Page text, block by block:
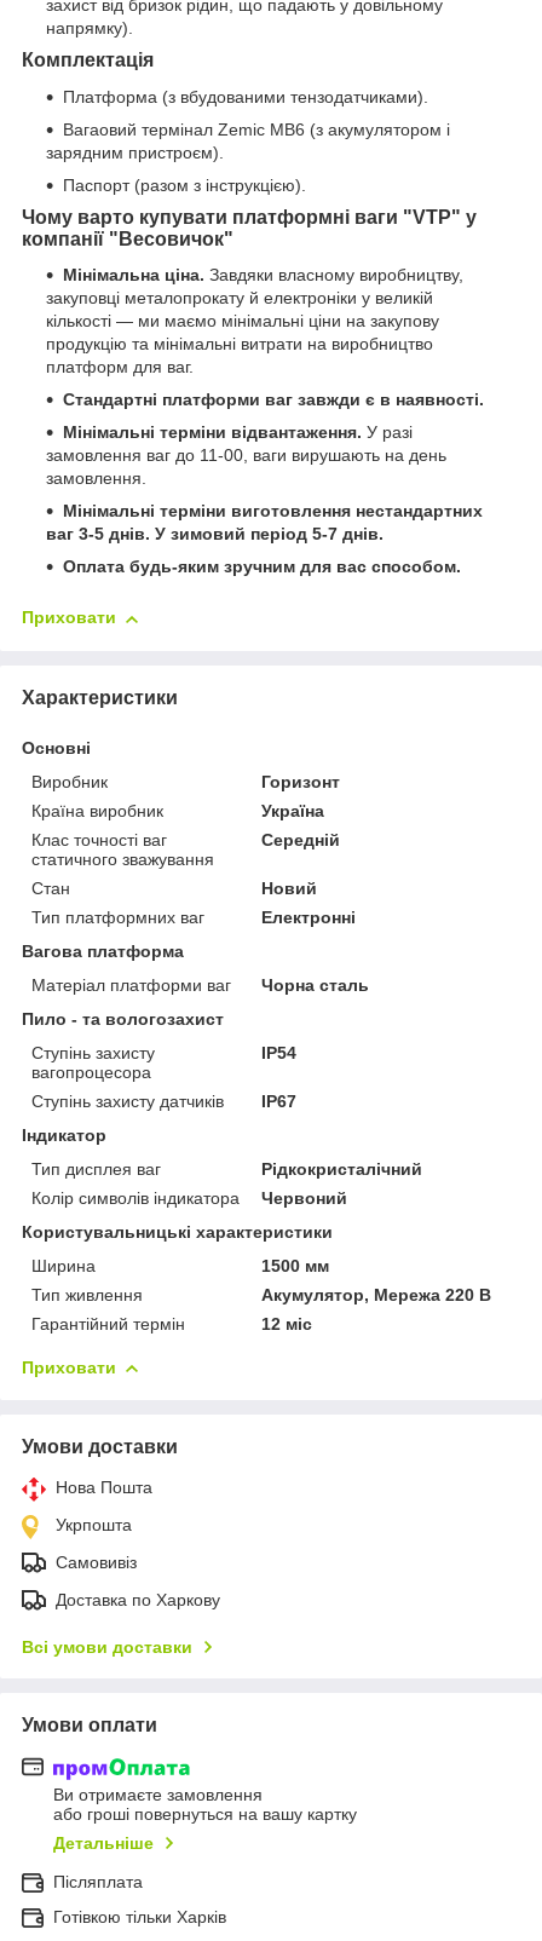
захист від бризок рідин, що падають у довільному
напрямку).
Комплектація
Платформа (з вбудованими тензодатчиками).
Вагаовий термінал Zemic MB6 (з акумулятором і
зарядним пристроєм).
Паспорт (разом з інструкцією).
Чому варто купувати платформні ваги "VTP" у
компанії "Весовичок"
Мінімальна ціна. Завдяки власному виробництву,
закуповці металопрокату й електроніки у великій
кількості — ми маємо мінімальні ціни на закупову
продукцію та мінімальні витрати на виробництво
платформ для ваг.
Стандартні платформи ваг завжди є в наявності.
Мінімальні терміни відвантаження. У разі
замовлення ваг до 11-00, ваги вирушають на день
замовлення.
Мінімальні терміни виготовлення нестандартних
ваг 3-5 днів. У зимовий період 5-7 днів.
Оплата будь-яким зручним для вас способом.
Приховати
Характеристики
Основні
Виробник
Горизонт
Країна виробник
Україна
Клас точності ваг
статичного зважування
Середній
Стан
Новий
Тип платформних ваг
Електронні
Вагова платформа
Матеріал платформи ваг
Чорна сталь
Пило - та вологозахист
Ступінь захисту
вагопроцесора
IP54
Ступінь захисту датчиків
IP67
Індикатор
Тип дисплея ваг
Рідкокристалічний
Колір символів індикатора
Червоний
Користувальницькі характеристики
Ширина
1500 мм
Тип живлення
Акумулятор, Мережа 220 В
Гарантійний термін
12 міс
Приховати
Умови доставки
Нова Пошта
Укрпошта
Самовивіз
Доставка по Харкову
Всі умови доставки
Умови оплати
Ви отримаєте замовлення
або гроші повернуться на вашу картку
Детальніше
Післяплата
Готівкою тільки Харків